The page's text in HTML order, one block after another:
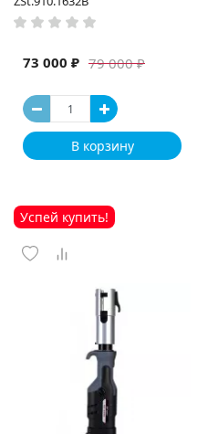
79 000 ₽
73 000 ₽
В корзину
Успей купить!